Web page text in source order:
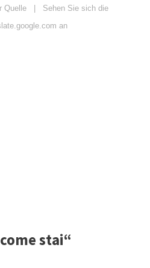
Quelle | Sehen Sie sich die
an
stai“